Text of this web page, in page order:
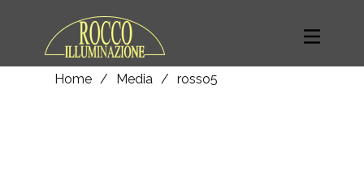
Home / Media / rosso5